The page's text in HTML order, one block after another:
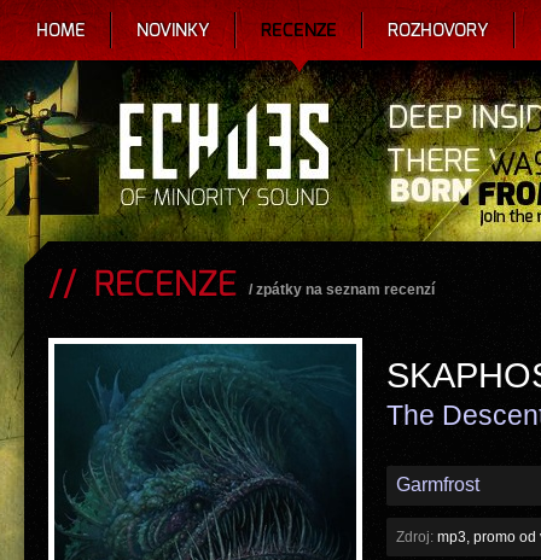
HOME NOVINKY RECENZE ROZHOVORY
RECENZE / zpátky na seznam recenzí
The
Garmfrost
Zdroj: mp3, promo od